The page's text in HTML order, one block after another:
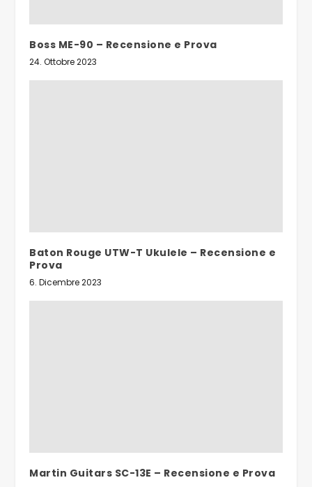
Boss ME-90 – Recensione e Prova
24. Ottobre 2023
Baton Rouge UTW-T Ukulele – Recensione e
Prova
6. Dicembre 2023
Martin Guitars SC-13E – Recensione e Prova